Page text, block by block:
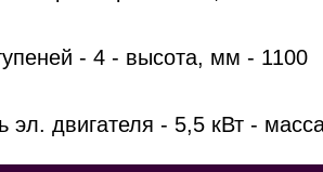
- 4 - высота, мм - 1100
эл. двигателя - 5,5 кВт -